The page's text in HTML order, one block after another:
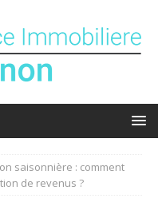
saisonnière : comment
de revenus ?